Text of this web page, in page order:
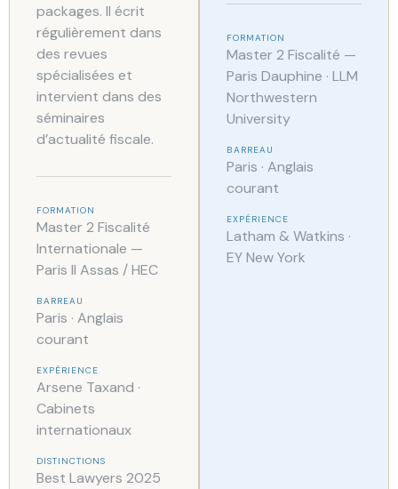
packages. Il écrit
régulièrement dans
des revues
spécialisées et
intervient dans des
séminaires
d’actualité fiscale.
FORMATION
Master 2 Fiscalité
Internationale —
Paris II Assas / HEC
BARREAU
Paris · Anglais
courant
EXPÉRIENCE
Arsene Taxand ·
Cabinets
internationaux
DISTINCTIONS
Best Lawyers 2025
FORMATION
Master 2 Fiscalité —
Paris Dauphine · LLM
Northwestern
University
BARREAU
Paris · Anglais
courant
EXPÉRIENCE
Latham & Watkins ·
EY New York